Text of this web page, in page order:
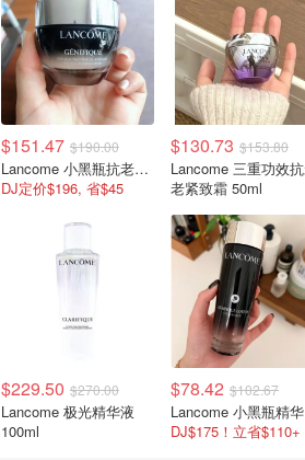
$151.47 $190.00
Lancome 小黑瓶抗老晚霜 50ml/1.7oz
DJ定价$196, 省$45
$130.73 $153.80
Lancome 三重功效
老紧致霜 50ml
$229.50 $270.00
Lancome 极光精华液
100ml
$78.42 $102.67
DJ$175！立省$110+